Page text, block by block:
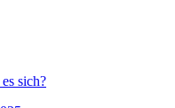
sich?